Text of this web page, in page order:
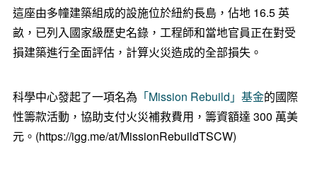
這座由多幢建築組成的設施位於紐約長島，佔地 16.5 英
畝，已列入國家級歷史名錄，工程師和當地官員正在對受
損建築進行全面評估，計算火災造成的全部損失。
科學中心發起了一項名為 「Mission Rebuild」基金的國際
性籌款活動，協助支付火災補救費用，籌資額達 300 萬美
元。(https://igg.me/at/MissionRebuildTSCW)